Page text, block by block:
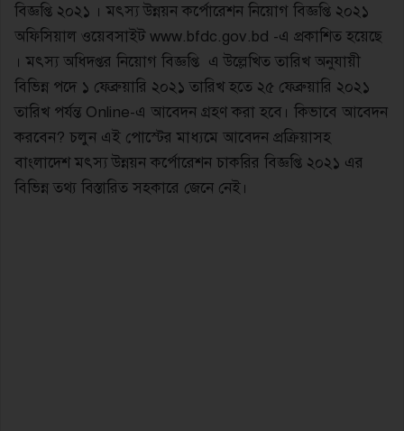
বিজ্ঞপ্তি ২০২১ । মৎস্য উন্নয়ন কর্পোরেশন নিয়োগ বিজ্ঞপ্তি ২০২১
অফিসিয়াল ওয়েবসাইট www.bfdc.gov.bd -এ প্রকাশিত হয়েছে
। মৎস্য অধিদপ্তর নিয়োগ বিজ্ঞপ্তি এ উল্লেখিত তারিখ অনুযায়ী
বিভিন্ন পদে ১ ফেব্রুয়ারি ২০২১ তারিখ হতে ২৫ ফেব্রুয়ারি ২০২১
তারিখ পর্যন্ত Online-এ আবেদন গ্রহণ করা হবে। কিভাবে আবেদন
করবেন? চলুন এই পোস্টের মাধ্যমে আবেদন প্রক্রিয়াসহ
বাংলাদেশ মৎস্য উন্নয়ন কর্পোরেশন চাকরির বিজ্ঞপ্তি ২০২১ এর
বিভিন্ন তথ্য বিস্তারিত সহকারে জেনে নেই।